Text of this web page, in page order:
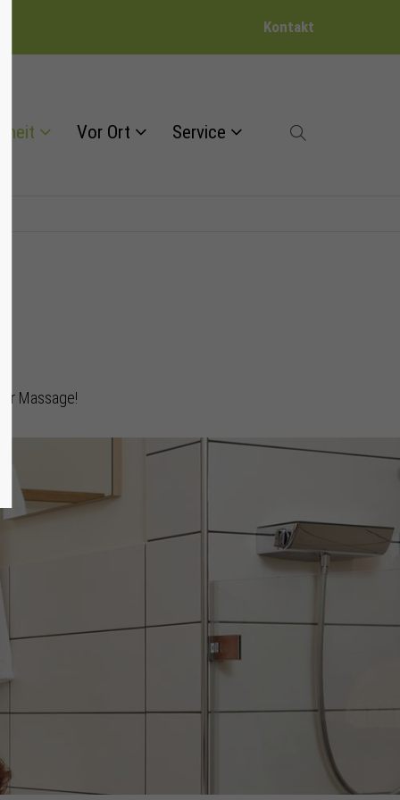
Kontakt
Vor Ort Service
Massage!